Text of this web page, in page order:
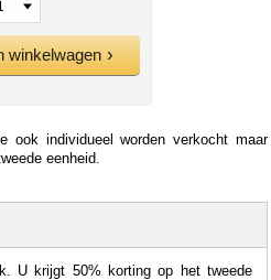
winkelwagen
ook individueel worden verkocht maar
eenheid.
U krijgt 50% korting op het tweede